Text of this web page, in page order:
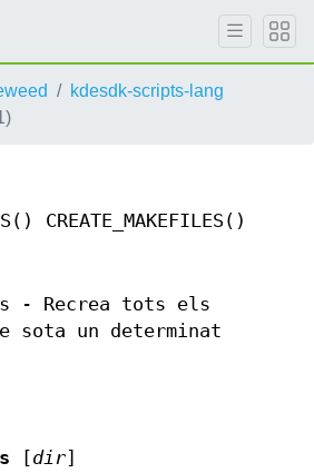
kdesdk-scripts-lang
CREATE_MAKEFILES()
- Recrea tots els
sota un determinat
[dir]